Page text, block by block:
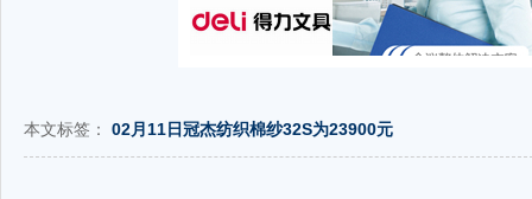
本文标签： 02月11日冠杰纺织棉纱32S为23900元